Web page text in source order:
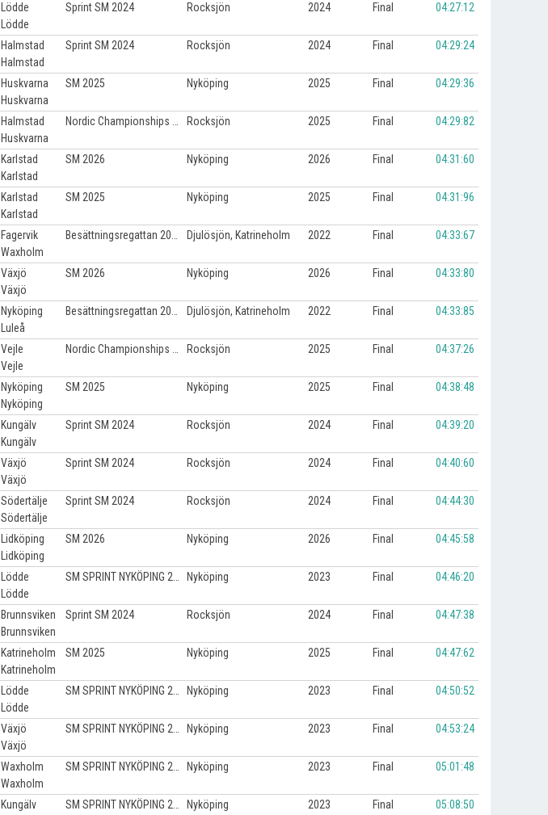
Lödde
Lödde
Sprint SM 2024 Rocksjön 2024 Final 04:27:12
Halmstad
Halmstad
Sprint SM 2024 Rocksjön 2024 Final 04:29:24
Huskvarna
Huskvarna
SM 2025 Nyköping 2025 Final 04:29:36
Halmstad
Huskvarna
Rocksjön 2025 Final 04:29:82
Karlstad
Karlstad
SM 2026 Nyköping 2026 Final 04:31:60
Karlstad
Karlstad
SM 2025 Nyköping 2025 Final 04:31:96
Fagervik
Waxholm
Djulösjön, Katrineholm 2022 Final 04:33:67
Växjö
Växjö
SM 2026 Nyköping 2026 Final 04:33:80
Nyköping
Luleå
Djulösjön, Katrineholm 2022 Final 04:33:85
Vejle
Vejle
Rocksjön 2025 Final 04:37:26
Nyköping
Nyköping
SM 2025 Nyköping 2025 Final 04:38:48
Kungälv
Kungälv
Sprint SM 2024 Rocksjön 2024 Final 04:39:20
Växjö
Växjö
Sprint SM 2024 Rocksjön 2024 Final 04:40:60
Södertälje
Södertälje
Sprint SM 2024 Rocksjön 2024 Final 04:44:30
Lidköping
Lidköping
SM 2026 Nyköping 2026 Final 04:45:58
Lödde
Lödde
Nyköping 2023 Final 04:46:20
Brunnsviken
Brunnsviken
Sprint SM 2024 Rocksjön 2024 Final 04:47:38
Katrineholm
Katrineholm
SM 2025 Nyköping 2025 Final 04:47:62
Lödde
Lödde
Nyköping 2023 Final 04:50:52
Växjö
Växjö
Nyköping 2023 Final 04:53:24
Waxholm
Waxholm
Nyköping 2023 Final 05:01:48
Kungälv Nyköping 2023 Final 05:08:50